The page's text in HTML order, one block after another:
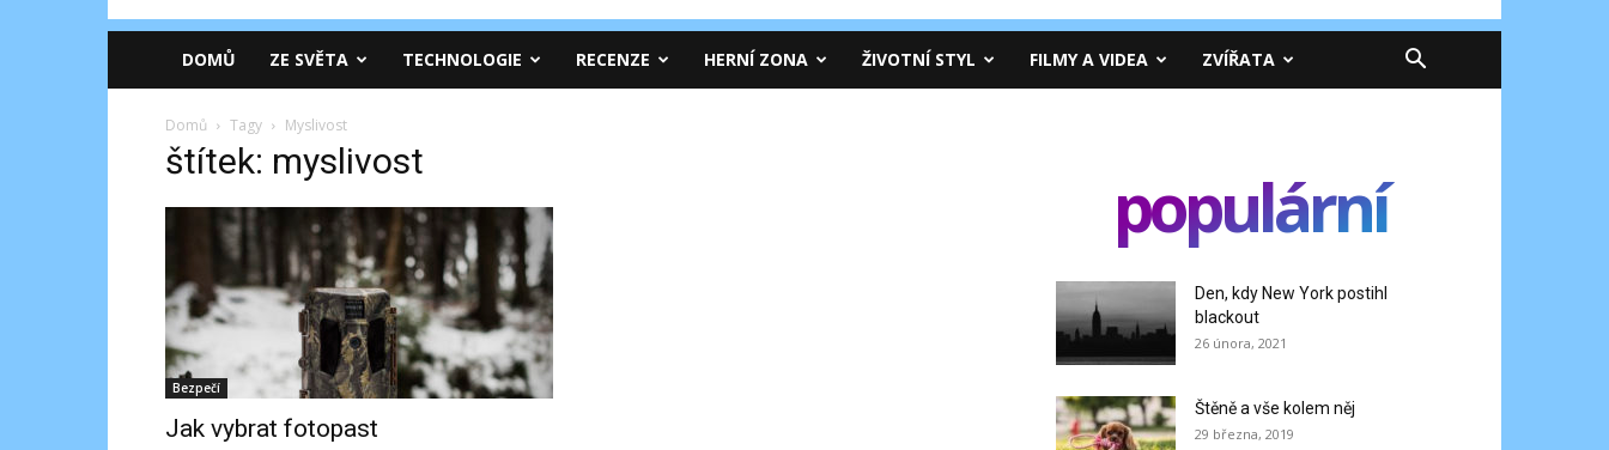
DOMŮ ZE SVĚTA TECHNOLOGIE RECENZE HERNÍ ZONA ŽIVOTNÍ STYL FILMY A VIDEA ZVÍŘATA
Domů Tagy Myslivost
štítek: myslivost
Bezpečí
Jak vybrat fotopast
populární
Den, kdy New York postihl
blackout
26 února, 2021
Štěně a vše kolem něj
29 března, 2019